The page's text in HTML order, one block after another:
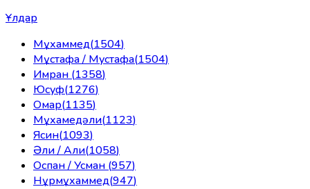
Ұлдар
Мұхаммед(1504)
Мұстафа / Мустафа(1504)
Имран (1358)
Юсуф(1276)
Омар(1135)
Мұхамедәли(1123)
Ясин(1093)
Әли / Али(1058)
Оспан / Усман (957)
Нұрмұхаммед(947)